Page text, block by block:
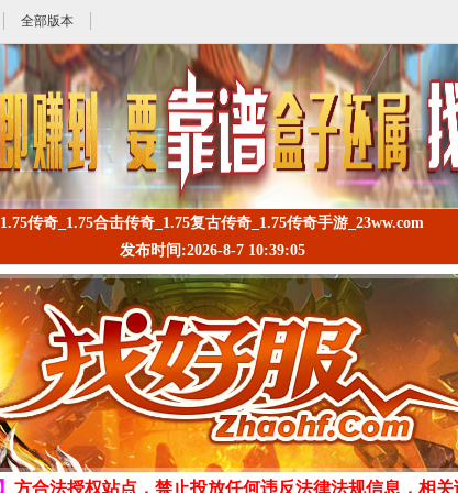
全部版本
1.75传奇_1.75合击传奇_1.75复古传奇_1.75传奇手游_23ww.com
发布时间:2026-8-7 10:39:05